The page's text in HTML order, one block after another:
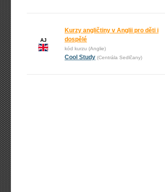
AJ
Kurzy angličtiny v Anglii pro děti i
dospělé
kód kurzu (Anglie)
Cool Study (Centrála Sedlčany)